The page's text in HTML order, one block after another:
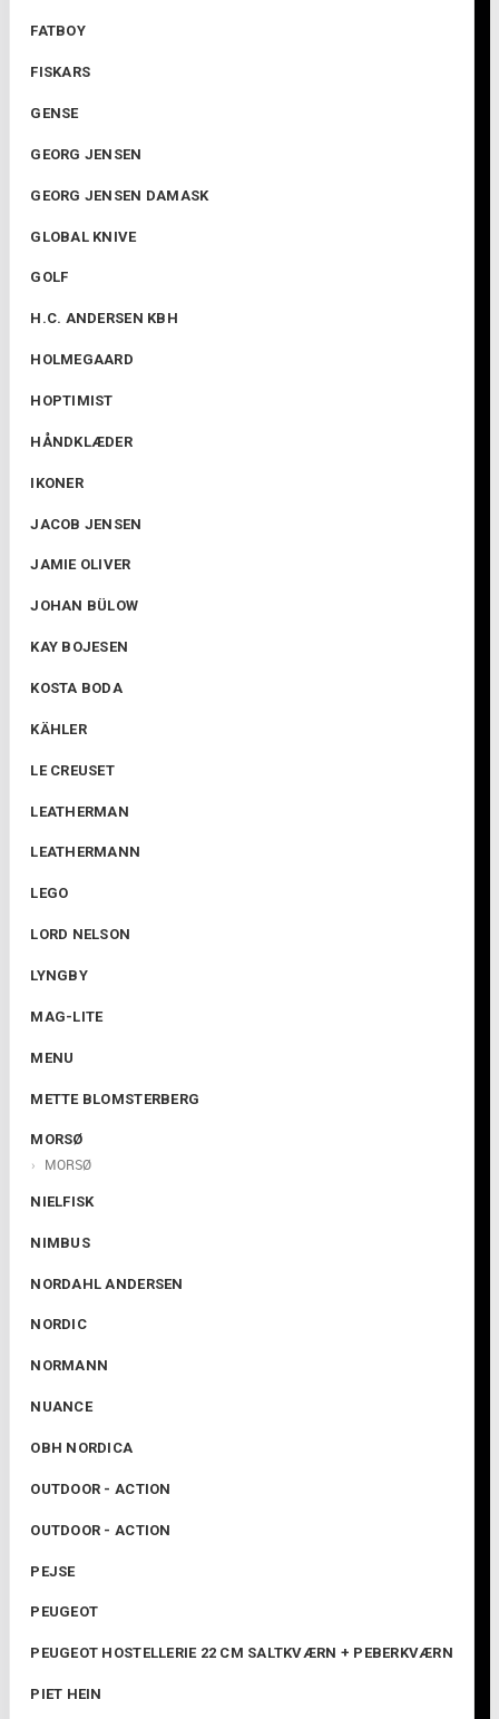
FATBOY
FISKARS
GENSE
GEORG JENSEN
GEORG JENSEN DAMASK
GLOBAL KNIVE
GOLF
H.C. ANDERSEN KBH
HOLMEGAARD
HOPTIMIST
HÅNDKLÆDER
IKONER
JACOB JENSEN
JAMIE OLIVER
JOHAN BÜLOW
KAY BOJESEN
KOSTA BODA
KÄHLER
LE CREUSET
LEATHERMAN
LEATHERMANN
LEGO
LORD NELSON
LYNGBY
MAG-LITE
MENU
METTE BLOMSTERBERG
MORSØ
MORSØ
NIELFISK
NIMBUS
NORDAHL ANDERSEN
NORDIC
NORMANN
NUANCE
OBH NORDICA
OUTDOOR - ACTION
OUTDOOR - ACTION
PEJSE
PEUGEOT
PEUGEOT HOSTELLERIE 22 CM SALTKVÆRN + PEBERKVÆRN
PIET HEIN